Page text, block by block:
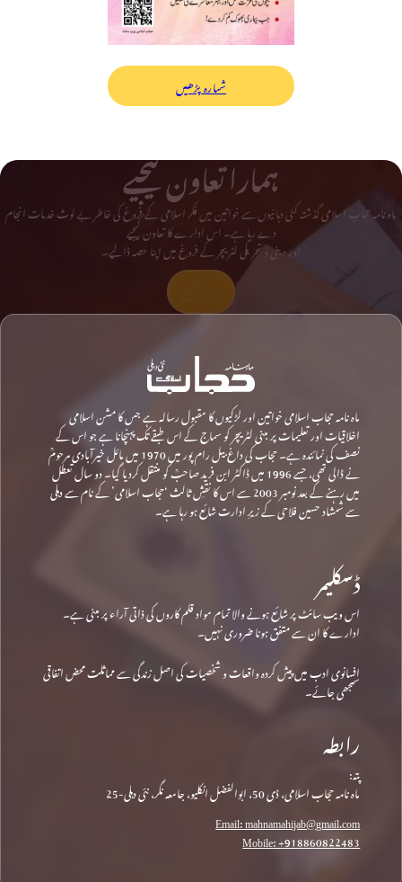
شمارہ پڑھیں
ہمارا تعاون کیجیے
ماہ نامہ حجاب اسلامی گذشتہ کئی دہائیوں سے خواتین میں فکر اسلامی کے فروغ کی خاطر بے لوث خدمات انجام
دے رہا ہے۔ اس ادارے کا تعاون کیجیے
اور دینی و تحریکی لٹریچر کے فروغ میں اپنا حصہ ڈالیے۔
ماہ نامہ حجاب اسلامی خواتین اور لڑکیوں کا مقبول رسالہ ہے جس کا مشن اسلامی
اخلاقیات اور تعلیمات پر مبنی لٹریچر کو سماج کے اس طبقے تک پہنچانا ہے جو اس کے
نصف کی نمائندہ ہے۔ حجاب کی داغ بیل رام پور میں 1970 میں مائل خیرآبادی مرحومؒ
نے ڈالی تھی، جسے 1996 میں ڈاکٹر ابن فرید صاحبؒ کو منتقل کردیا گیا۔ دو سال تعطل
میں رہنے کے بعد نومبر 2003 سے اس کا نقشِ ثالث ‘حجاب اسلامی’ کے نام سے دہلی
سے شمشاد حسین فلاحی کے زیرِ ادارت شائع ہو رہا ہے۔
ڈسکلیمر
اس ویب سائٹ پر شائع ہونے والا تمام مواد قلم کاروں کی ذاتی آراء پر مبنی ہے۔
ادارے کا ان سے متفق ہونا ضروری نہیں۔
افسانوی ادب میں پیش کردہ واقعات و شخصیات کی اصل زندگی سے مماثلت محض اتفاقی
سمجھی جائے۔
رابطہ
پتہ:
ماہ نامہ حجاب اسلامی، ڈی 50، ابوالفضل انکلیو، جامعہ نگر، نئی دہلی-25
Email: mahnamahijab@gmail.com
Mobile: +918860822483